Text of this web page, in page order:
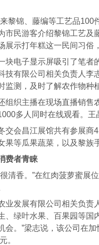
黎锦、藤编等工艺品
市民游客介绍黎锦工艺
展示打年糕这一民间习俗
块电子显示屏吸引了笔者
技有限公司相关负责人李
监测，及时了解农作物种
组织主播在现场直播销售
多人同时在线观看。
交会昌江展馆共有参展商
果等瓜果蔬菜，以及黎族
费者青睐
清香。”在红肉菠萝蜜展
业发展有限公司相关负责
、绿叶水果、百果园等国
会。”梁志说，该公司在
。